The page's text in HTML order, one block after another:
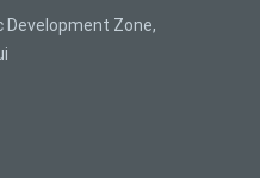
Development Zone,